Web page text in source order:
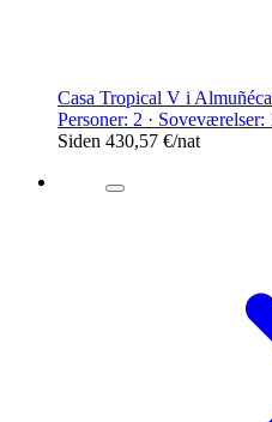
Casa Tropical V i
Personer: 2 · Soveværelser:
Siden 430,57 €/nat